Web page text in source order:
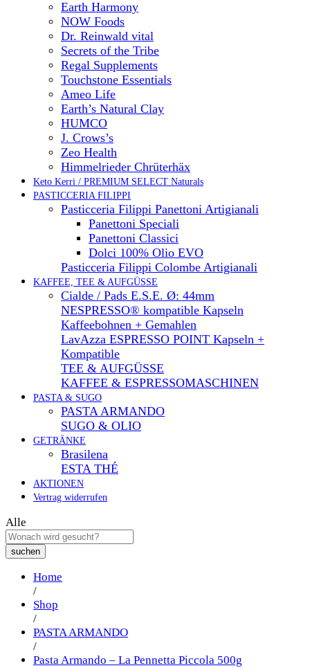
Earth Harmony
NOW Foods
Dr. Reinwald vital
Secrets of the Tribe
Regal Supplements
Touchstone Essentials
Ameo Life
Earth’s Natural Clay
HUMCO
J. Crows’s
Zeo Health
Himmelrieder Chrüterhäx
Keto Kerri / PREMIUM SELECT Naturals
PASTICCERIA FILIPPI
Pasticceria Filippi Panettoni Artigianali
Panettoni Speciali
Panettoni Classici
Dolci 100% Olio EVO
Pasticceria Filippi Colombe Artigianali
KAFFEE, TEE & AUFGÜSSE
Cialde / Pads E.S.E. Ø: 44mm
NESPRESSO® kompatible Kapseln
Kaffeebohnen + Gemahlen
LavAzza ESPRESSO POINT Kapseln +
Kompatible
TEE & AUFGÜSSE
KAFFEE & ESPRESSOMASCHINEN
PASTA & SUGO
PASTA ARMANDO
SUGO & OLIO
GETRÄNKE
Brasilena
ESTA THÉ
AKTIONEN
Vertrag widerrufen
Alle
suchen
Home
/
Shop
/
PASTA ARMANDO
/
Pasta Armando – La Pennetta Piccola 500g